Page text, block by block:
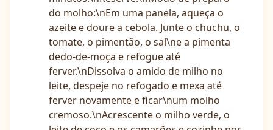
do molho:\nEm uma panela, aqueça o
azeite e doure a cebola. Junte o chuchu, o
tomate, o pimentão, o sal\ne a pimenta
dedo-de-moça e refogue até
ferver.\nDissolva o amido de milho no
leite, despeje no refogado e mexa até
ferver novamente e ficar\num molho
cremoso.\nAcrescente o milho verde, o